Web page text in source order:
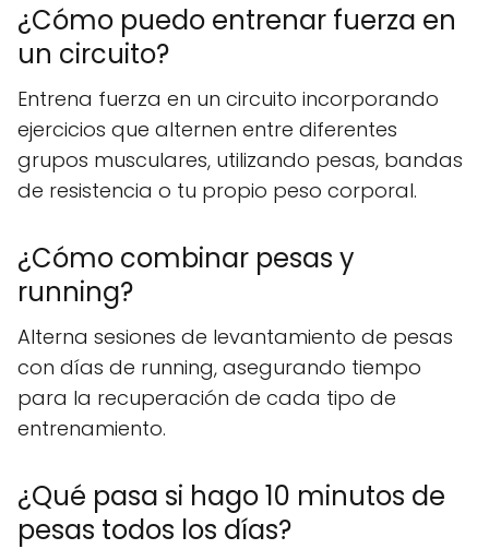
¿Cómo puedo entrenar fuerza en
un circuito?
Entrena fuerza en un circuito incorporando
ejercicios que alternen entre diferentes
grupos musculares, utilizando pesas, bandas
de resistencia o tu propio peso corporal.
¿Cómo combinar pesas y
running?
Alterna sesiones de levantamiento de pesas
con días de running, asegurando tiempo
para la recuperación de cada tipo de
entrenamiento.
¿Qué pasa si hago 10 minutos de
pesas todos los días?